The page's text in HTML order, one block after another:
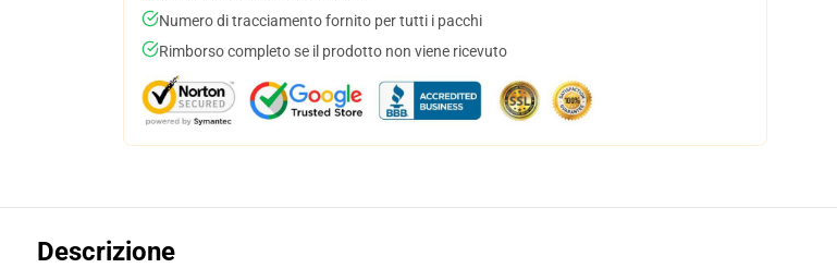
Numero di tracciamento fornito per tutti i pacchi
Rimborso completo se il prodotto non viene ricevuto
Descrizione